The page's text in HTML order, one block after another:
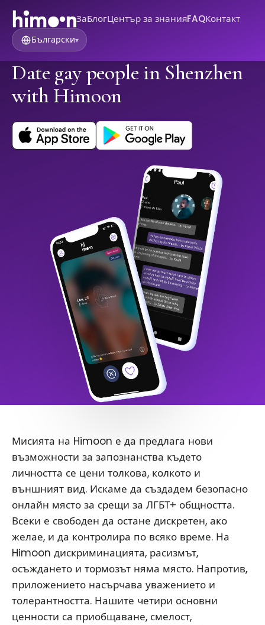
ЗаБлогЦентър за знанияFAQКонтакт
Български▾
Date gay people in Shenzhen
with Himoon
Мисията на Himoon е да предлага нови
възможности за запознанства където
личността се цени толкова, колкото и
външният вид. Искаме да създадем безопасно
онлайн място за срещи за ЛГБТ+ общността.
Всеки е свободен да остане дискретен, ако
желае, и да контролира по всяко време. На
Himoon дискриминацията, расизмът,
осъждането и тормозът няма място. Напротив,
приложението насърчава уважението и
толерантността. Нашите четири основни
ценности са приобщаване, смелост,